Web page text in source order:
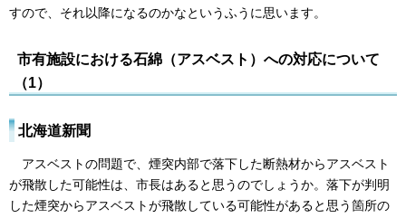
すので、それ以降になるのかなというふうに思います。
市有施設における石綿（アスベスト）への対応について
（1）
北海道新聞
アスベストの問題で、煙突内部で落下した断熱材からアスベスト
が飛散した可能性は、市長はあると思うのでしょうか。落下が判明
した煙突からアスベストが飛散している可能性があると思う箇所の